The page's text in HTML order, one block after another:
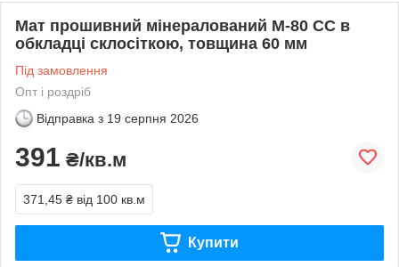
Мат прошивний мінералований М-80 СС в
обкладці склосіткою, товщина 60 мм
Під замовлення
Опт і роздріб
Відправка з 19 серпня 2026
391 ₴/кв.м
371,45 ₴ від 100 кв.м
Купити